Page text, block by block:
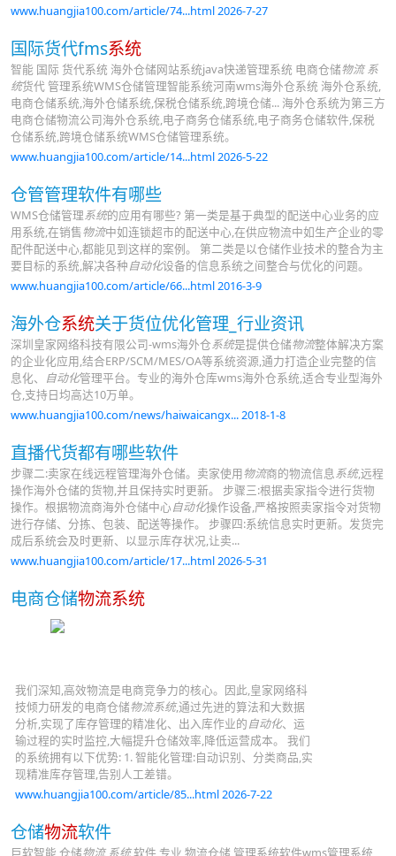
www.huangjia100.com/article/74...html 2026-7-27
国际货代fms系统
智能 国际 货代系统 海外仓储网站系统java快递管理系统 电商仓储物流 系
统货代 管理系统WMS仓储管理智能系统河南wms海外仓系统 海外仓系统,
电商仓储系统,海外仓储系统,保税仓储系统,跨境仓储... 海外仓系统为第三方
电商仓储物流公司海外仓系统,电子商务仓储系统,电子商务仓储软件,保税
仓储系统,跨境仓储系统WMS仓储管理系统。
www.huangjia100.com/article/14...html 2026-5-22
仓管管理软件有哪些
WMS仓储管理系统的应用有哪些? 第一类是基于典型的配送中心业务的应
用系统,在销售物流中如连锁超市的配送中心,在供应物流中如生产企业的零
配件配送中心,都能见到这样的案例。 第二类是以仓储作业技术的整合为主
要目标的系统,解决各种自动化设备的信息系统之间整合与优化的问题。
www.huangjia100.com/article/66...html 2016-3-9
海外仓系统关于货位优化管理_行业资讯
深圳皇家网络科技有限公司-wms海外仓系统是提供仓储物流整体解决方案
的企业化应用,结合ERP/SCM/MES/OA等系统资源,通力打造企业完整的信
息化、
自动化管理平台。专业的海外仓库wms海外仓系统,适合专业型海外
仓,支持日均高达10万单。
www.huangjia100.com/news/haiwaicangx... 2018-1-8
直播代货都有哪些软件
步骤二:卖家在线远程管理海外仓储。卖家使用物流商的物流信息系统,远程
操作海外仓储的货物,并且保持实时更新。 步骤三:根据卖家指令进行货物
操作。根据物流商海外仓储中心自动化操作设备,严格按照卖家指令对货物
进行存储、分拣、包装、配送等操作。 步骤四:系统信息实时更新。发货完
成后系统会及时更新、以显示库存状况,让卖...
www.huangjia100.com/article/17...html 2026-5-31
电商仓储物流系统
我们深知,高效物流是电商竞争力的核心。因此,皇家网络科
技倾力研发的电商仓储物流系统,通过先进的算法和大数据
分析,实现了库存管理的精准化、出入库作业的自动化、运
输过程的实时监控,大幅提升仓储效率,降低运营成本。 我们
的系统拥有以下优势: 1. 智能化管理:自动识别、分类商品,实
现精准库存管理,告别人工差错。
www.huangjia100.com/article/85...html 2026-7-22
仓储物流软件
巨软智能 仓储物流 系统软件 专业 物流仓储 管理系统软件wms管理系统,